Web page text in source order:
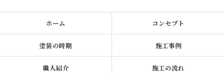
ホーム コンセプト
塗装の時期 施工事例
職人紹介 施工の流れ